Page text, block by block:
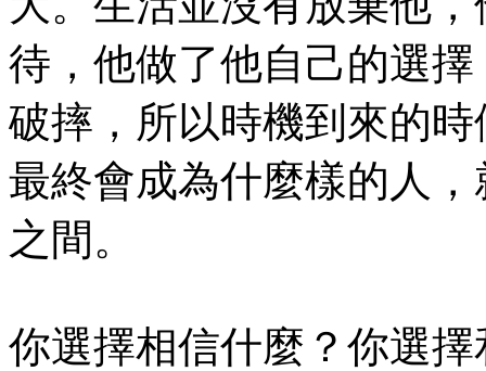
待，他做了他自己的選
破摔，所以時機到來的
最終會成為什麼樣的人
之間。
你選擇相信什麼？你選